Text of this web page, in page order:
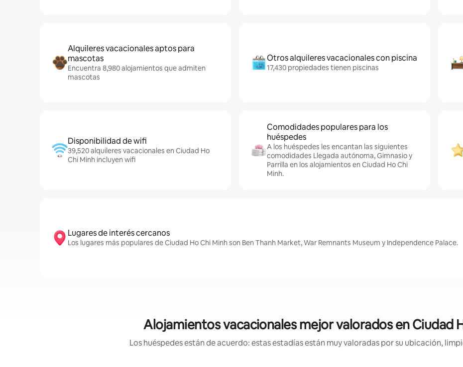
Alquileres vacacionales aptos para
mascotas
Encuentra 8,980 alojamientos que admiten
mascotas
Otros alquileres vacacionales con piscina
17,430 propiedades tienen piscinas
Disponibilidad de wifi
39,520 alquileres vacacionales en Ciudad Ho
Chi Minh incluyen wifi
Comodidades populares para los
huéspedes
A los huéspedes les encantan las siguientes
comodidades Llegada autónoma, Gimnasio y
Parrilla en los alojamientos en Ciudad Ho Chi
Minh.
Lugares de interés cercanos
Los lugares más populares de Ciudad Ho Chi Minh son Ben Thanh Market, War Remnants Museum y Independence Palace.
Alojamientos vacacionales mejor valorados en Ciudad
Los huéspedes están de acuerdo: estas estadías están muy valoradas por su ubicación,